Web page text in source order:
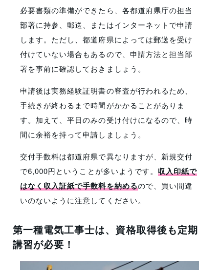
必要書類の準備ができたら、各都道府県庁の担当
部署に持参、郵送、またはインターネットで申請
します。ただし、都道府県によっては郵送を受け
付けていない場合もあるので、申請方法と担当部
署を事前に確認しておきましょう。
申請後は実務経験証明書の審査が行われるため、
手続きが終わるまで時間がかかることがありま
す。加えて、平日のみの受け付けになるので、時
間に余裕を持って申請しましょう。
交付手数料は都道府県で異なりますが、新規交付
で6,000円ということが多いようです。 収入印紙で
はなく収入証紙で手数料を納めるので、買い間違
いのないように注意してください。
第一種電気工事士は、資格取得後も定期
講習が必要！